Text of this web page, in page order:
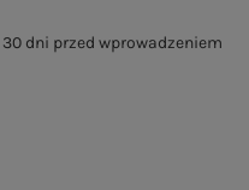
dni przed wprowadzeniem